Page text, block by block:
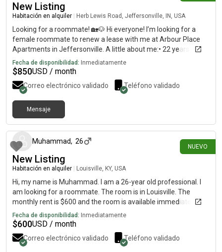
New Listing
Habitación en alquiler Herb Lewis Road, Jeffersonville, IN, USA
Looking for a roommate! 🏡🐶 Hi everyone! I’m looking for a
female roommate to renew a lease with me at Arbour Place
Apartments in Jeffersonville. A little about me:• 22 years old•
Work full-time Monday–Friday and in school online.• Clean,
respectful, and pretty quiet at home• I have one friendly boxer,
so you’d need to be okay with dogs 🐾 The plan is to get a 2-
bedroom apartment with a dog yard—I absolutely love living
here! Rent would be about $850 per person, and utilities have
averaged around $60–70/month. I’m looking for someone
who’s responsible, communicates well, pays bills on time, and
apartment know by August 28, so if you’re interested or know
someone who might be, please message me! 🤍
Fecha de disponibilidad: Inmediatamente
$850USD / month
Correo electrónico validado Teléfono validado
Mensaje
NUEVO
Muhammad, 26
New Listing
Habitación en alquiler Louisville, KY, USA
Hi, my name is Muhammad. I am a 26-year old professional. I
am looking for a roommate. The room is in Louisville. The
monthly rent is $600 and the room is available immediately.
Fecha de disponibilidad: Inmediatamente
$600USD / month
Correo electrónico validado Teléfono validado